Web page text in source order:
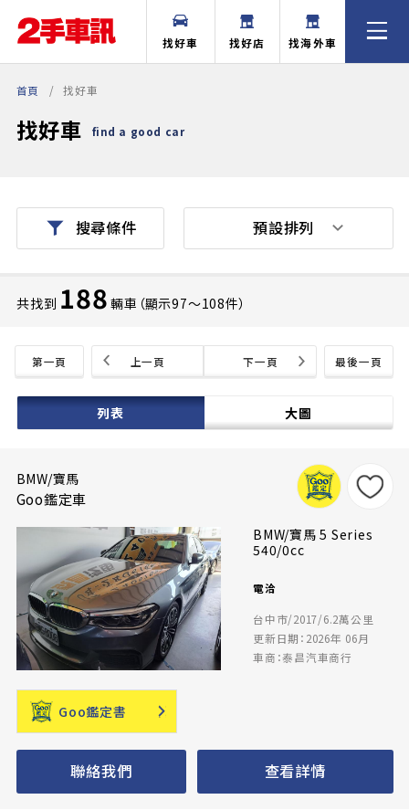
找好車 找好店 找海外車
首頁 找好車
找好車 find a good car
搜尋條件
共找到 188 輛車（顯示97〜108件）
第一頁 最後一頁
上一頁 下一頁
列表 大圖
預設排列
BMW/寶馬
Goo鑑定車
BMW/寶馬 5 Series
540/0cc
電洽
台中市/2017/6.2萬公里
更新日期：2026年 06月
車商：泰昌汽車商行
Goo鑑定書
聯絡我們 查看詳情